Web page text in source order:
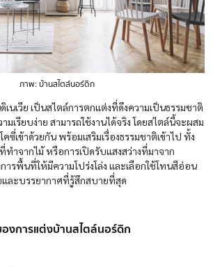
ภาพ: บ้านสไตล์นอร์ดิก
นเวีย เป็นสไตล์การตกแต่งที่ดึงความเป็นธรรมชาติ
มเรียบง่าย สามารถใช้งานได้จริง โดยสไตล์นี้จะผสม
ซี่เข้าด้วยกัน พร้อมเสริมเรื่องธรรมชาติเข้าไป ทั้ง
ทำจากไม้ หรือการเปิดรับแสงสว่างที่มาจาก
ารพื้นที่ให้มีความโปร่งโล่ง และเลือกใช้โทนสีอ่อน
และบรรยากาศที่รู้สึกสบายที่สุด
งการแต่งบ้านสไตล์นอร์ดิก